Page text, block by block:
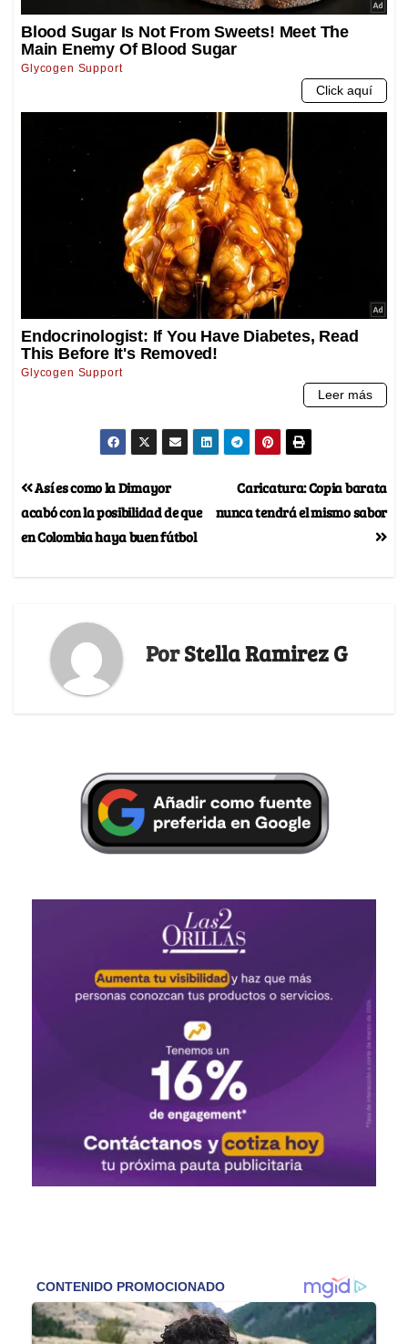
Caricatura: Copia barata
nunca tendrá el mismo sabor
Así es como la Dimayor
acabó con la posibilidad de que
en Colombia haya buen fútbol
PorStella Ramirez G